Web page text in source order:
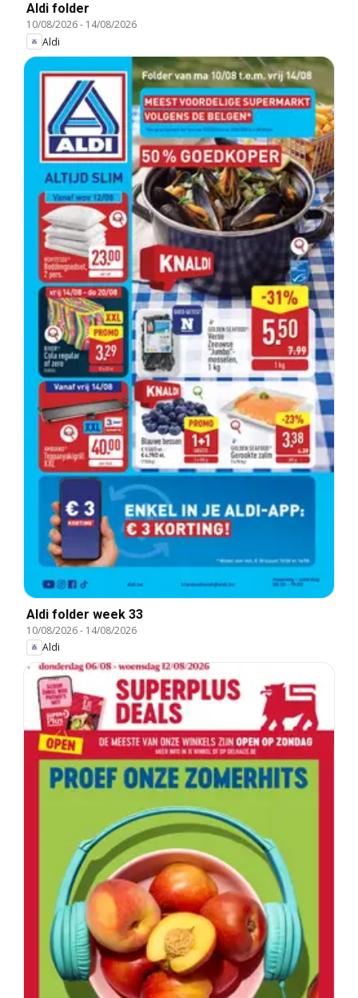
Aldi folder
10/08/2026- 14/08/2026
Aldi
Aldi folder week 33
10/08/2026- 14/08/2026
Aldi